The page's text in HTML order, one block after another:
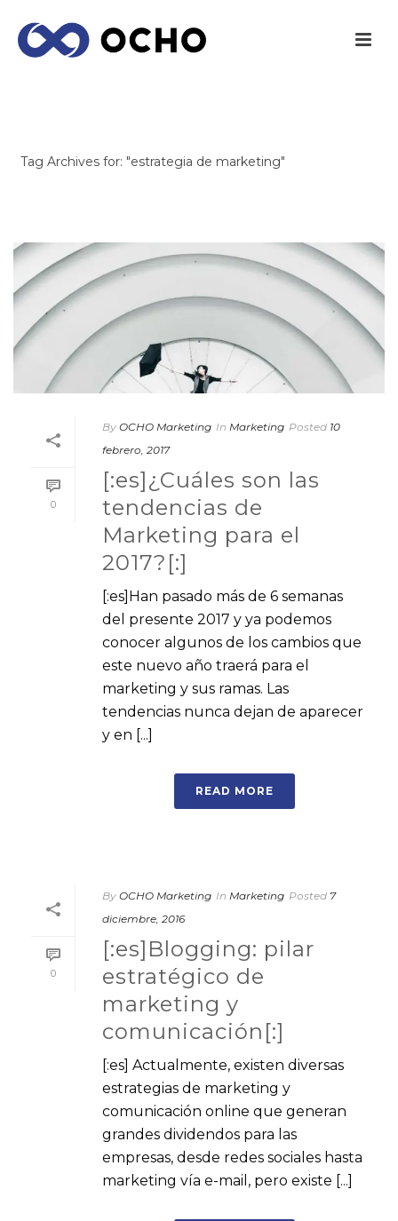
Tag Archives for: "estrategia de marketing"
0
By OCHO Marketing In Marketing Posted 10
febrero, 2017
[:es]¿Cuáles son las
tendencias de
Marketing para el
2017?[:]
[:es]Han pasado más de 6 semanas
del presente 2017 y ya podemos
conocer algunos de los cambios que
este nuevo año traerá para el
marketing y sus ramas. Las
tendencias nunca dejan de aparecer
y en [...]
READ MORE
0
By OCHO Marketing In Marketing Posted 7
diciembre, 2016
[:es]Blogging: pilar
estratégico de
marketing y
comunicación[:]
[:es] Actualmente, existen diversas
estrategias de marketing y
comunicación online que generan
grandes dividendos para las
empresas, desde redes sociales hasta
marketing vía e-mail, pero existe [...]